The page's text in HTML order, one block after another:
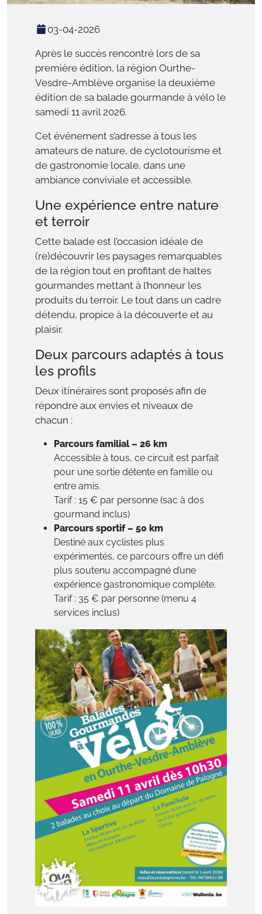
03-04-2026
Après le succès rencontré lors de sa
première édition, la région Ourthe-
Vesdre-Amblève organise la deuxième
édition de sa balade gourmande à vélo le
samedi 11 avril 2026.
Cet événement s’adresse à tous les
amateurs de nature, de cyclotourisme et
de gastronomie locale, dans une
ambiance conviviale et accessible.
Une expérience entre nature
et terroir
Cette balade est l’occasion idéale de
(re)découvrir les paysages remarquables
de la région tout en profitant de haltes
gourmandes mettant à l’honneur les
produits du terroir. Le tout dans un cadre
détendu, propice à la découverte et au
plaisir.
Deux parcours adaptés à tous
les profils
Deux itinéraires sont proposés afin de
répondre aux envies et niveaux de
chacun :
Parcours familial – 26 km
Accessible à tous, ce circuit est parfait
pour une sortie détente en famille ou
entre amis.
Tarif : 15 € par personne (sac à dos
gourmand inclus)
Parcours sportif – 50 km
Destiné aux cyclistes plus
expérimentés, ce parcours offre un défi
plus soutenu accompagné d’une
expérience gastronomique complète.
Tarif : 35 € par personne (menu 4
services inclus)